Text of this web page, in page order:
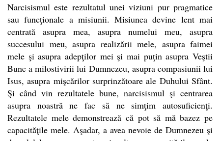
Narcisismul este rezultatul unei viziuni pur pragmatice
sau funcţionale a misiunii. Misiunea devine lent mai
centrată asupra mea, asupra numelui meu, asupra
succesului meu, asupra realizării mele, asupra faimei
mele şi asupra adepţilor mei şi mai puţin asupra Veştii
Bune a milostivirii lui Dumnezeu, asupra compasiunii lui
Isus, asupra mişcărilor surprinzătoare ale Duhului Sfânt.
Şi când vin rezultatele bune, narcisismul şi centrarea
asupra noastră ne fac să ne simţim autosuficienţi.
Rezultatele mele demonstrează că pot să mă bazez pe
capacităţile mele. Aşadar, a avea nevoie de Dumnezeu şi